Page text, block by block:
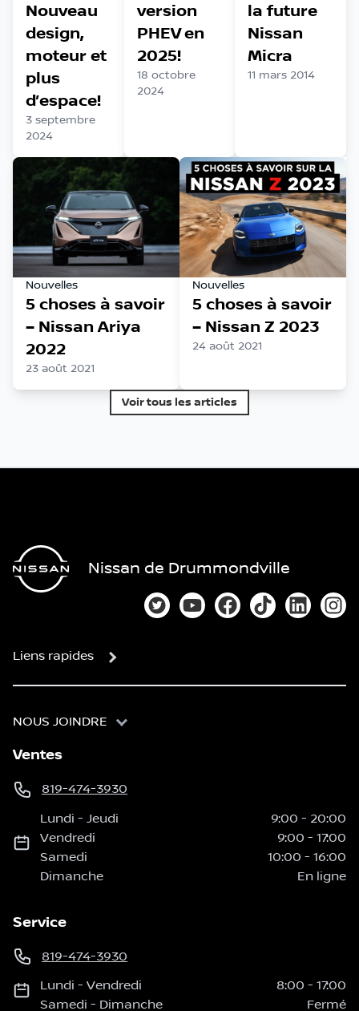
Nouveau
design,
moteur et
plus
d’espace!
3 septembre
2024
version
PHEV en
2025!
18 octobre
2024
la future
Nissan
Micra
11 mars 2014
Nouvelles
5 choses à savoir
– Nissan Ariya
2022
23 août 2021
Nouvelles
5 choses à savoir
– Nissan Z 2023
24 août 2021
Voir tous les articles
Nissan de Drummondville
Lien vers notre compte Twitter
Lien vers notre chaîne
Lien vers notre page
Lien vers notre
Lien vers
Liens rapides
NOUS JOINDRE
Ventes
819-474-3930
Lundi -Jeudi 9:00 - 20:00
Vendredi
9:00 - 17:00
Samedi
10:00 - 16:00
Dimanche
En ligne
Service
819-474-3930
Lundi -Vendredi 8:00 - 17:00
Samedi - Dimanche Fermé